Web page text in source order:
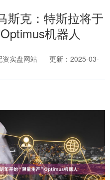
斯克：特斯拉将于
机器人
资实盘网站
更新：2025-03-